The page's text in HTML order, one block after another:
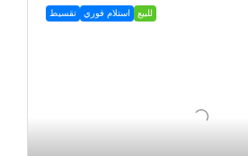
للبيع استلام فوري تقسيط